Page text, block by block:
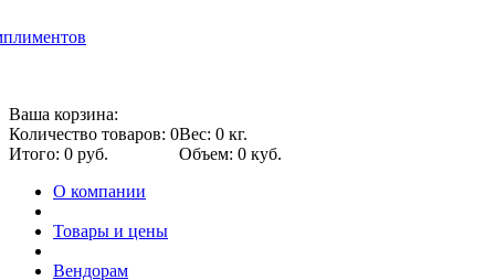
Ваша корзина:
Количество товаров: 0Вес: 0 кг.
Итого: 0 руб.
Объем: 0 куб.
О компании
Товары и цены
Вендорам